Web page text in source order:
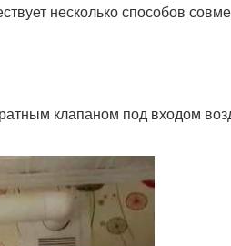
несколько способов
клапаном под входом